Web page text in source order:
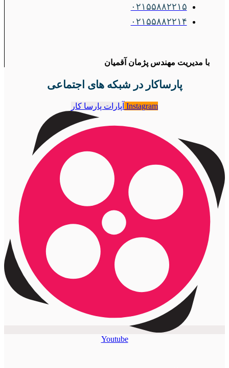
۰۲۱۵۵۸۸۲۲۱۵
۰۲۱۵۵۸۸۲۲۱۴
با مدیریت مهندس پژمان آقمیان
پارساکار در شبکه های اجتماعی
Instagram آپارات پارسا کار
Youtube